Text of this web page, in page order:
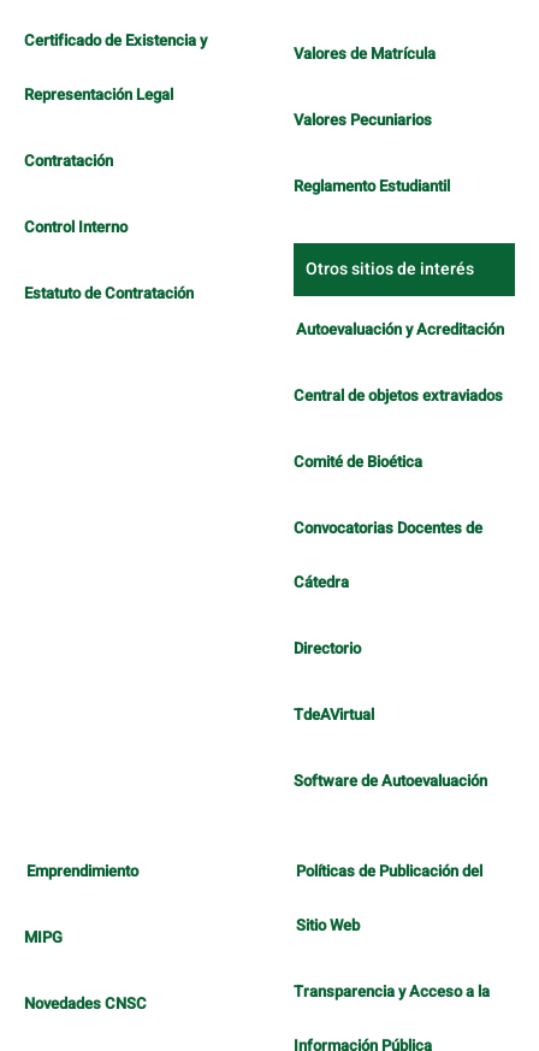
Certificado de Existencia y
Representación Legal
Contratación
Control Interno
Estatuto de Contratación
Valores de Matrícula
Valores Pecuniarios
Reglamento Estudiantil
Otros sitios de interés
Autoevaluación y Acreditación
Central de objetos extraviados
Comité de Bioética
Convocatorias Docentes de
Cátedra
Directorio
TdeAVirtual
Software de Autoevaluación
Emprendimiento
MIPG
Novedades CNSC
Políticas de Publicación del
Sitio Web
Transparencia y Acceso a la
Información Pública